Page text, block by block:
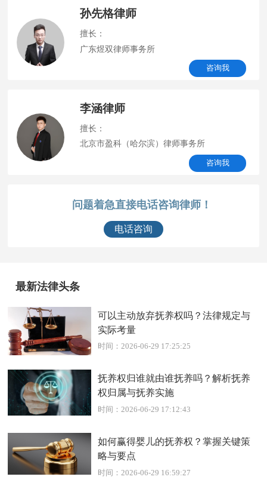
孙先格律师
擅长：
广东煜双律师事务所
咨询我
李涵律师
擅长：
北京市盈科（哈尔滨）律师事务所
咨询我
问题着急直接电话咨询律师！
电话咨询
最新法律头条
可以主动放弃抚养权吗？法律规定与
实际考量
时间：2026-06-29 17:25:25
抚养权归谁就由谁抚养吗？解析抚养
权归属与抚养实施
时间：2026-06-29 17:12:43
如何赢得婴儿的抚养权？掌握关键策
略与要点
时间：2026-06-29 16:59:27